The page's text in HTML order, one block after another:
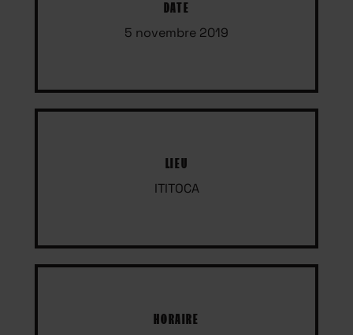
DATE
5 novembre 2019
LIEU
ITITOCA
HORAIRE